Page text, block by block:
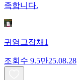
족합니다.
귀염그잡채1
조회수 9.5만25.08.28